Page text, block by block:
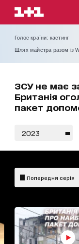
Голос країни: кастинг
Шлях майстра разом із
ЗСУ не має
Британія
пакет
2023
Попередня серія